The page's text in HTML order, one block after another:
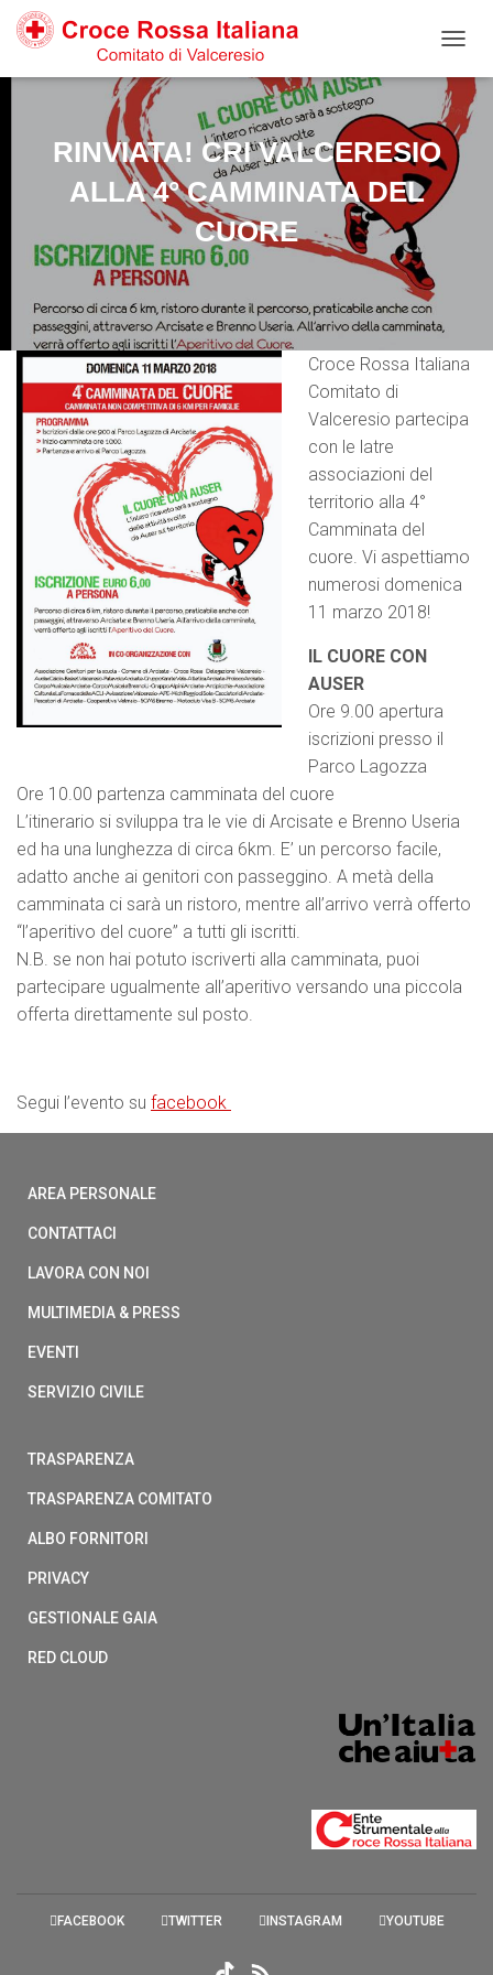
Salta
Passa
alla
Passa
A
G
A
Z
G
L
RINVIATA! CRI VALCERESIO
ALLA 4° CAMMINATA DEL
CUORE
Croce Rossa Italiana
Comitato di
Valceresio partecipa
con le latre
associazioni del
territorio alla 4°
Camminata del
cuore. Vi aspettiamo
numerosi domenica
11 marzo 2018!
IL CUORE CON
AUSER
Ore 9.00 apertura
iscrizioni presso il
Parco Lagozza
Ore 10.00 partenza camminata del cuore
L’itinerario si sviluppa tra le vie di Arcisate e Brenno Useria
ed ha una lunghezza di circa 6km. E’ un percorso facile,
adatto anche ai genitori con passeggino. A metà della
camminata ci sarà un ristoro, mentre all’arrivo verrà offerto
“l’aperitivo del cuore” a tutti gli iscritti.
N.B. se non hai potuto iscriverti alla camminata, puoi
partecipare ugualmente all’aperitivo versando una piccola
offerta direttamente sul posto.
Segui l’evento su facebook
AREA PERSONALE
CONTATTACI
LAVORA CON NOI
MULTIMEDIA & PRESS
EVENTI
SERVIZIO CIVILE
TRASPARENZA
TRASPARENZA COMITATO
ALBO FORNITORI
PRIVACY
GESTIONALE GAIA
RED CLOUD
FACEBOOK TWITTER INSTAGRAM YOUTUBE